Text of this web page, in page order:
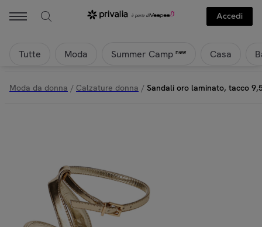
Accedi
Tutte Moda Summer Camp new Casa
Moda da donna / Calzature donna / Sandali oro laminato, tacco